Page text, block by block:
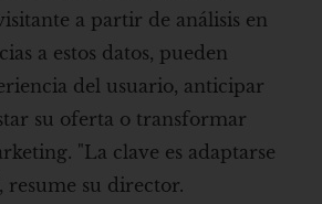
a partir de análisis en
a estos datos, pueden
del usuario, anticipar
su oferta o transformar
"La clave es adaptarse
resume su director.